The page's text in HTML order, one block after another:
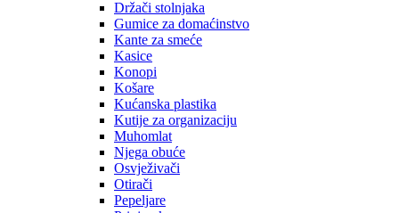
Držači stolnjaka
Gumice za domaćinstvo
Kante za smeće
Kasice
Konopi
Košare
Kućanska plastika
Kutije za organizaciju
Muhomlat
Njega obuće
Osvježivači
Otirači
Pepeljare